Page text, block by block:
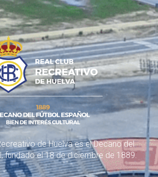
de Huelva es el Decano del
fundado el 18 de diciembre de 1889.